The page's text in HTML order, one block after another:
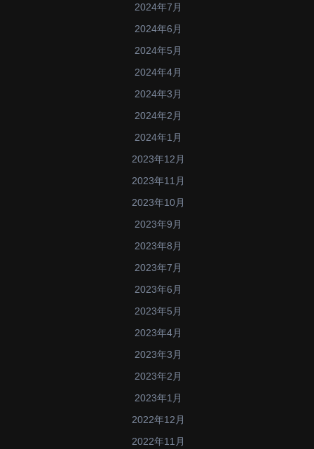
2024年7月
2024年6月
2024年5月
2024年4月
2024年3月
2024年2月
2024年1月
2023年12月
2023年11月
2023年10月
2023年9月
2023年8月
2023年7月
2023年6月
2023年5月
2023年4月
2023年3月
2023年2月
2023年1月
2022年12月
2022年11月